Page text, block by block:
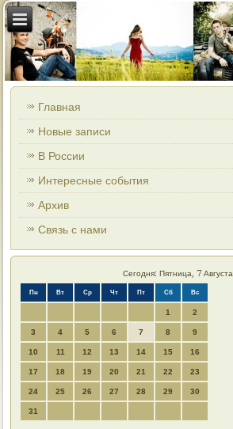
Главная
Новые записи
В России
Интересные события
Архив
Связь с нами
Сегодня: Пятница, 7 Августа
Пн Вт Ср Чт Пт Сб Вс
1 2
3 4 5 6 7 8 9
10 11 12 13 14 15 16
17 18 19 20 21 22 23
24 25 26 27 28 29 30
31